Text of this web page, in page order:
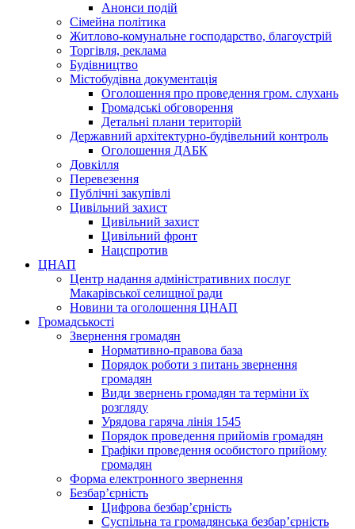
Анонси подій
Сімейна політика
Житлово-комунальне господарство, благоустрій
Торгівля, реклама
Будівництво
Містобудівна документація
Оголошення про проведення гром. слухань
Громадські обговорення
Детальні плани територій
Державний архітектурно-будівельний контроль
Оголошення ДАБК
Довкілля
Перевезення
Публічні закупівлі
Цивільний захист
Цивільний захист
Цивільний фронт
Нацспротив
ЦНАП
Центр надання адміністративних послуг
Макарівської селищної ради
Новини та оголошення ЦНАП
Громадськості
Звернення громадян
Нормативно-правова база
Порядок роботи з питань звернення
громадян
Види звернень громадян та терміни їх
розгляду
Урядова гаряча лінія 1545
Порядок проведення прийомів громадян
Графіки проведення особистого прийому
громадян
Форма електронного звернення
Безбар’єрність
Цифрова безбар’єрність
Суспільна та громадянська безбар’єрність